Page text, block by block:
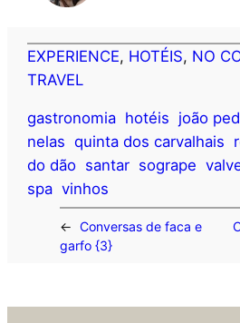
EXPERIENCE, HOTÉIS, NO
TRAVEL
gastronomia hotéis joão
nelas quinta dos carvalhais
do dão santar sogrape
spa vinhos
←
Conversas de faca e
garfo {3}